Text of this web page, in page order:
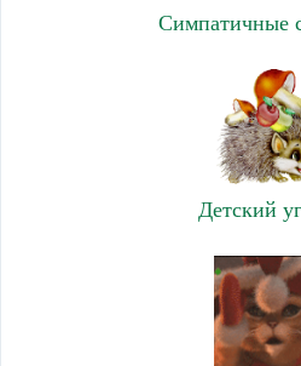
Симпатичные
Детский